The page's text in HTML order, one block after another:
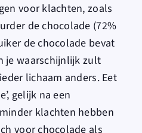
voor klachten, zoals
de chocolade (72%
de chocolade bevat
je waarschijnlijk zult
lichaam anders. Eet
gelijk na een
klachten hebben
voor chocolade als